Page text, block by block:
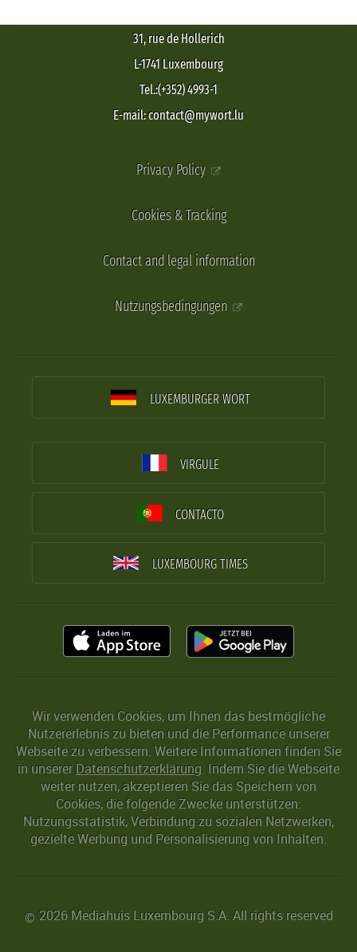
31, rue de Hollerich
L-1741 Luxembourg
Tel.:(+352) 4993-1
E-mail: contact@mywort.lu
Privacy Policy
Cookies & Tracking
Contact and legal information
Nutzungsbedingungen
LUXEMBURGER WORT
VIRGULE
CONTACTO
LUXEMBOURG TIMES
Wir verwenden Cookies, um Ihnen das bestmögliche
Nutzererlebnis zu bieten und die Performance unserer
Webseite zu verbessern. Weitere Informationen finden Sie
in unserer Datenschutzerklärung. Indem Sie die Webseite
weiter nutzen, akzeptieren Sie das Speichern von
Cookies, die folgende Zwecke unterstützen:
Nutzungsstatistik, Verbindung zu sozialen Netzwerken,
gezielte Werbung und Personalisierung von Inhalten.
© 2026 Mediahuis Luxembourg S.A. All rights reserved